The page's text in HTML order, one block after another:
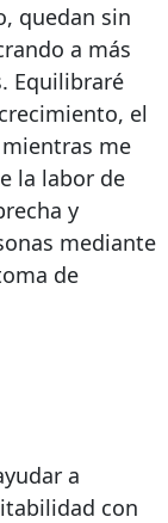
quedan sin
a más
Equilibraré
el
me
la labor de
y
mediante
de
a
con